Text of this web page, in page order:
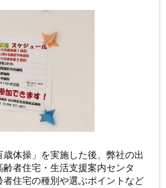
体操」を実施した後、弊社の出
者住宅・生活支援案内センタ
者住宅の種別や選ぶポイントなど